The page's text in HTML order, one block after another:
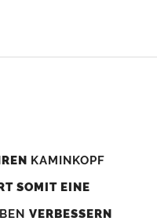
KAMINKOPF
SOMIT EINE
VERBESSERN